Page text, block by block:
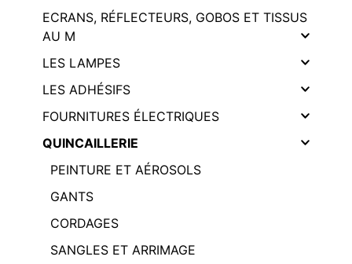
ECRANS, RÉFLECTEURS, GOBOS ET TISSUS
AU M
LES LAMPES
LES ADHÉSIFS
FOURNITURES ÉLECTRIQUES
QUINCAILLERIE
PEINTURE ET AÉROSOLS
GANTS
CORDAGES
SANGLES ET ARRIMAGE